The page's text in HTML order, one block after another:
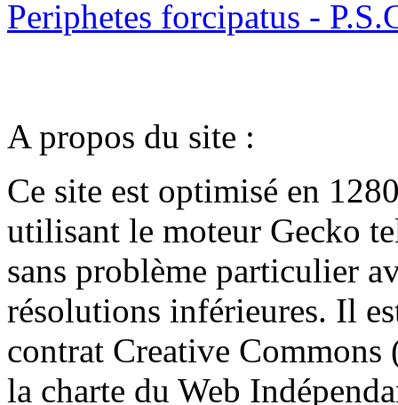
Periphetes forcipatus -
A propos du site :
Ce site est optimisé en
utilisant le moteur Gecko
sans problème particulier
résolutions inférieures. Il
contrat Creative
la charte du Web